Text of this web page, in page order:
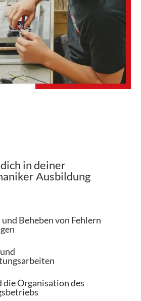
dich in deiner
Ausbildung
Beheben von Fehlern
die Organisation des